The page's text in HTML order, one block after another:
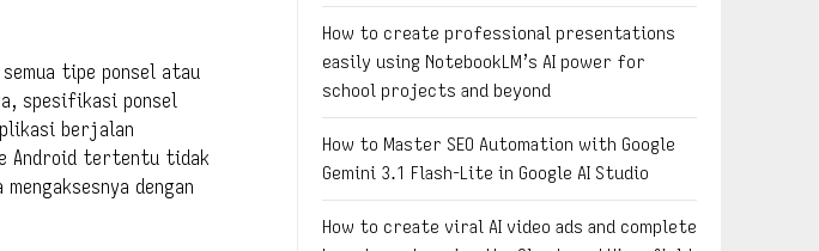
tipe ponsel atau
spesifikasi ponsel
berjalan
Android tertentu tidak
dengan
How to create professional presentations
easily using NotebookLM’s AI power for
school projects and beyond
How to Master SEO Automation with Google
Gemini 3.1 Flash-Lite in Google AI Studio
How to create viral AI video ads and complete